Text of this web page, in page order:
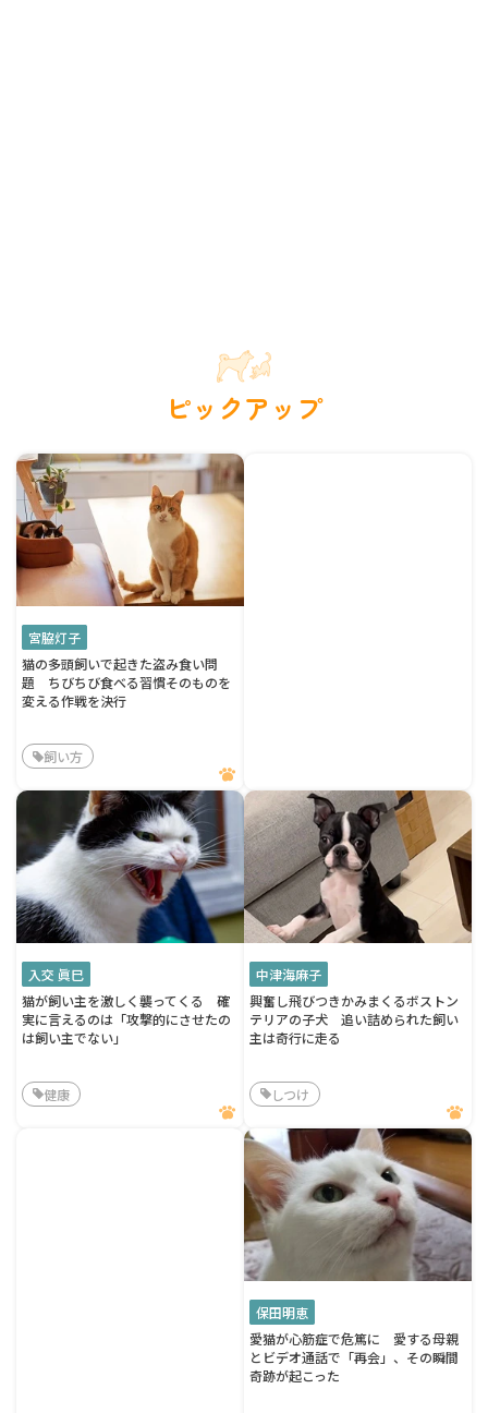
ピックアップ
宮脇灯子
猫の多頭飼いで起きた盗み食い問
題 ちびちび食べる習慣そのものを
変える作戦を決行
飼い方
入交 眞巳
猫が飼い主を激しく襲ってくる 確
実に言えるのは「攻撃的にさせたの
は飼い主でない」
健康
中津海麻子
興奮し飛びつきかみまくるボストン
テリアの子犬 追い詰められた飼い
主は奇行に走る
しつけ
保田明恵
愛猫が心筋症で危篤に 愛する母親
とビデオ通話で「再会」、その瞬間
奇跡が起こった